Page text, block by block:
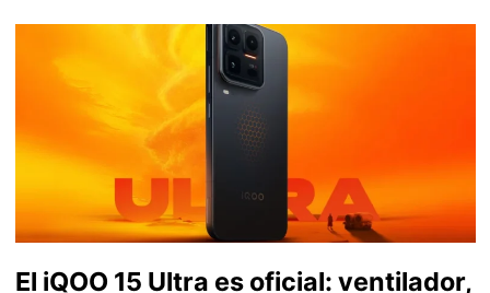
El iQOO 15 Ultra es oficial: ventilador,